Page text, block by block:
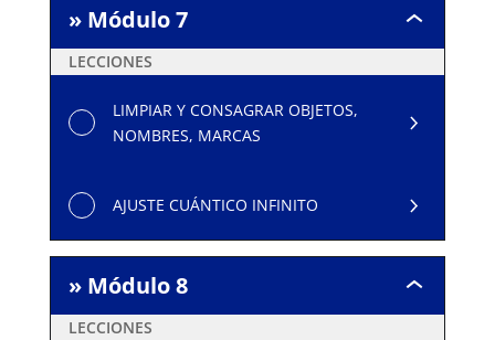
» Módulo 7
Módulo
LECCIONES
LIMPIAR Y CONSAGRAR OBJETOS,
NOMBRES, MARCAS
AJUSTE CUÁNTICO INFINITO
» Módulo 8
Módulo
LECCIONES